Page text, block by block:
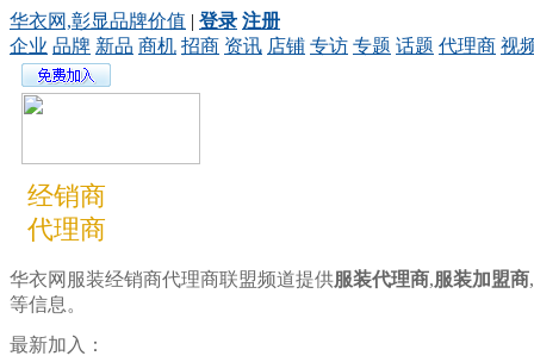
华衣网,彰显品牌价值 | 登录 注册
企业 品牌 新品 商机 招商 资讯 店铺 专访 专题 话题 代理商 视
经销商
代理商
华衣网服装经销商代理商联盟频道提供服装代理商, 服装加盟商,
等信息。
最新加入：